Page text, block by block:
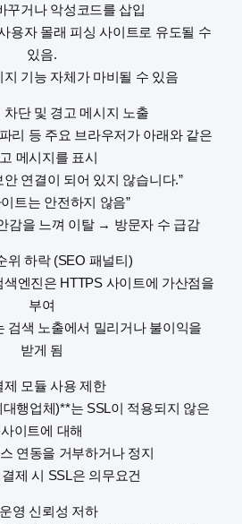
꾸거나 악성코드를 삽입
용자 몰래 피싱 사이트로 유도될 수
있음.
기능 자체가 마비될 수 있음
차단 및 경고 메시지 노출
리 등 주요 브라우저가 아래와 같은
메시지를 표시
연결이 되어 있지 않습니다.”
트는 안전하지 않음”
감을 느껴 이탈 → 방문자 수 급감
위 하락 (SEO 패널티)
엔진은 HTTPS 사이트에 가산점을
부여
검색 노출에서 밀리거나 불이익을
받게 됨
제 모듈 사용 제한
행업체)**는 SSL이 적용되지 않은
사이트에 대해
연동을 거부하거나 정지
제 시 SSL은 의무요건
영 신뢰성 저하